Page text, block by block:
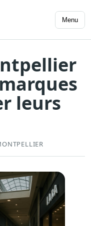
Menu
leurs